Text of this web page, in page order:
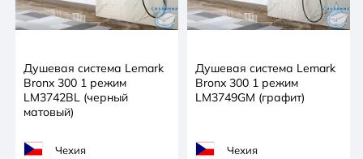
Душевая система Lemark
Bronx 300 1 режим
LM3742BL (черный
матовый)
Чехия
Душевая система Lemark
Bronx 300 1 режим
LM3749GM (графит)
Чехия